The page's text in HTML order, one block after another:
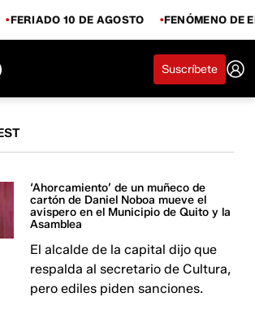
FERIADO 10 DE AGOSTO FENÓMENO DE
Suscríbete
‘Ahorcamiento’ de un muñeco de
cartón de Daniel Noboa mueve el
avispero en el Municipio de Quito y la
Asamblea
El alcalde de la capital dijo que
respalda al secretario de Cultura,
pero ediles piden sanciones.